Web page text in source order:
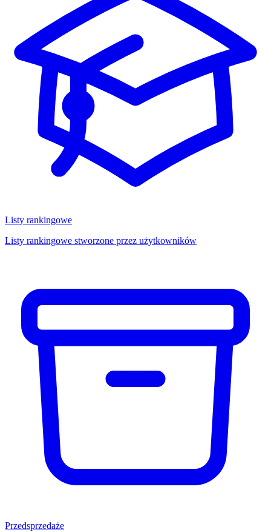
Listy rankingowe
Listy rankingowe stworzone przez użytkowników
Przedsprzedaże